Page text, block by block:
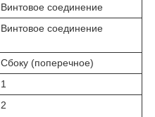
Винтовое соединение
Винтовое соединение
Сбоку (поперечное)
1
2